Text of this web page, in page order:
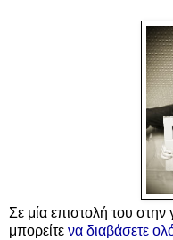
Σε μία επιστολή του
μπορείτε να διαβάσετε